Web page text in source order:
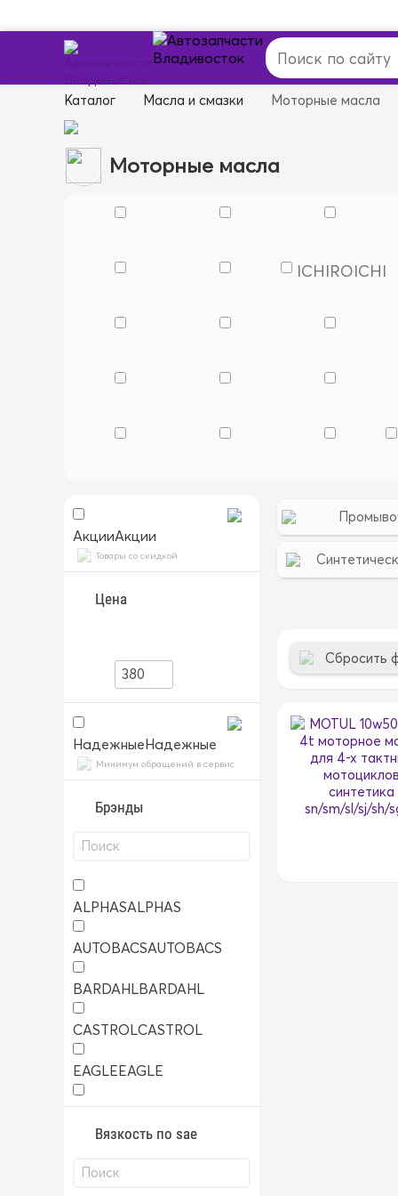
Каталог Масла и смазки Моторные масла
Моторные масла
ICHIRO
АкцииАкции
Товары со скидкой
Цена
НадежныеНадежные
Минимум обращений в сервис
Брэнды
ALPHASALPHAS
AUTOBACSAUTOBACS
BARDAHLBARDAHL
CASTROLCASTROL
EAGLEEAGLE
ELFELF
Вязкость по sae
Сбросить